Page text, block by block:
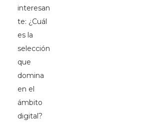
interesan
te: ¿Cuál
es la
selección
que
domina
en el
ámbito
digital?